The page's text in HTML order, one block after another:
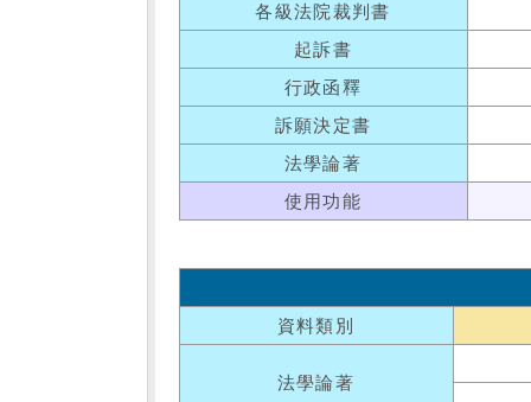
各級法院裁判書
起訴書
行政函釋
訴願決定書
法學論著
使用功能
資料類別
法學論著